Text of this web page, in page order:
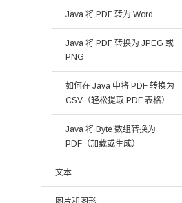
Java 将 PDF 转为 Word
Java 将 PDF 转换为 JPEG 或
PNG
如何在 Java 中将 PDF 转换为
CSV（轻松提取 PDF 表格）
Java 将 Byte 数组转换为
PDF（加载或生成）
文本